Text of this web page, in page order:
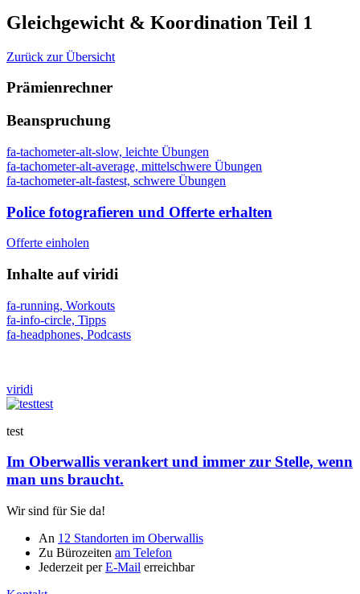
Gleichgewicht & Koordination Teil 1
Zurück zur Übersicht
Prämienrechner
Beanspruchung
fa-tachometer-alt-slow, leichte Übungen
fa-tachometer-alt-average, mittelschwere Übungen
fa-tachometer-alt-fastest, schwere Übungen
Police fotografieren und Offerte erhalten
Offerte einholen
Inhalte auf viridi
fa-running, Workouts
fa-info-circle, Tipps
fa-headphones, Podcasts
viridi
test
test
Im Oberwallis verankert und immer zur Stelle, wenn
man uns braucht.
Wir sind für Sie da!
An 12 Standorten im Oberwallis
Zu Bürozeiten am Telefon
Jederzeit perE-Mail erreichbar